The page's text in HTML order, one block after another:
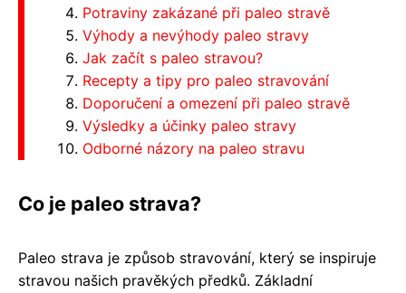
Potraviny zakázané při paleo stravě
Výhody a nevýhody paleo stravy
Jak začít s paleo stravou?
Recepty a tipy pro paleo stravování
Doporučení a omezení při paleo stravě
Výsledky a účinky paleo stravy
Odborné názory na paleo stravu
Co je paleo strava?
Paleo strava je způsob stravování, který se inspiruje
stravou našich pravěkých předků. Základní